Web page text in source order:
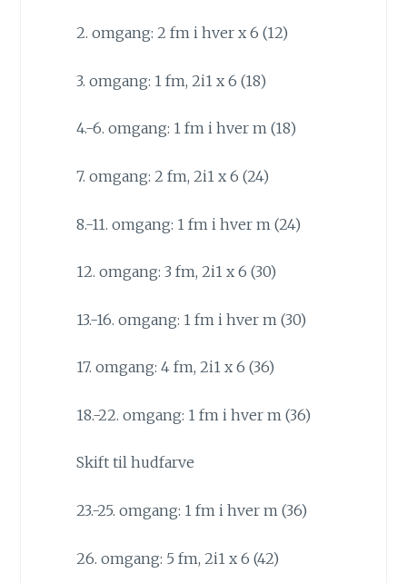
2. omgang: 2 fm i hver x 6 (12)
3. omgang: 1 fm, 2i1 x 6 (18)
4.-6. omgang: 1 fm i hver m (18)
7. omgang: 2 fm, 2i1 x 6 (24)
8.-11. omgang: 1 fm i hver m (24)
12. omgang: 3 fm, 2i1 x 6 (30)
13.-16. omgang: 1 fm i hver m (30)
17. omgang: 4 fm, 2i1 x 6 (36)
18.-22. omgang: 1 fm i hver m (36)
Skift til hudfarve
23.-25. omgang: 1 fm i hver m (36)
26. omgang: 5 fm, 2i1 x 6 (42)